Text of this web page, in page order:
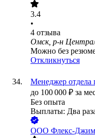
3.4
•
4 отзыва
Омск, р-н
Можно без
Откликнуться
Менеджер отдела
до 100 000 ₽ за
Без опыта
Выплаты: Два
ООО Флекс-Джим